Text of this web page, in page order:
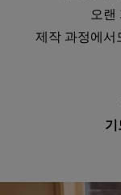
오랜
제작 과정에서
기